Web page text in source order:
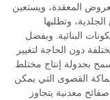
المعقدة، ويستعين
وتطلبها
البنائية. وبفضل
دون الحاجة لتغيير
بجدولة إنتاج مختلط
القصوى التي يمكن
معدنية يتجاوز